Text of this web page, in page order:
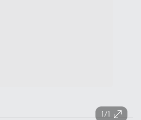
1/1